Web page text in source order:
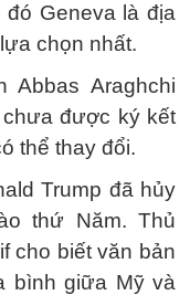
Geneva là địa
chọn nhất.
Abbas Araghchi
được ký kết
thể thay đổi.
Trump đã hủy
thứ Năm. Thủ
cho biết văn bản
bình giữa Mỹ và